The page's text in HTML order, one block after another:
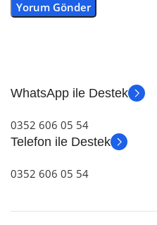
WhatsApp ile Destek
0352 606 05 54
Telefon ile Destek
0352 606 05 54